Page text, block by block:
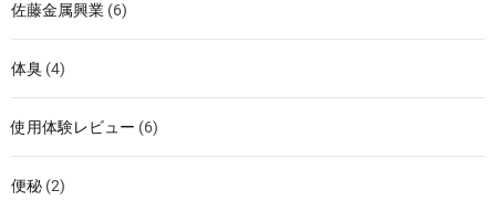
佐藤金属興業 (6)
体臭 (4)
使用体験レビュー (6)
便秘 (2)